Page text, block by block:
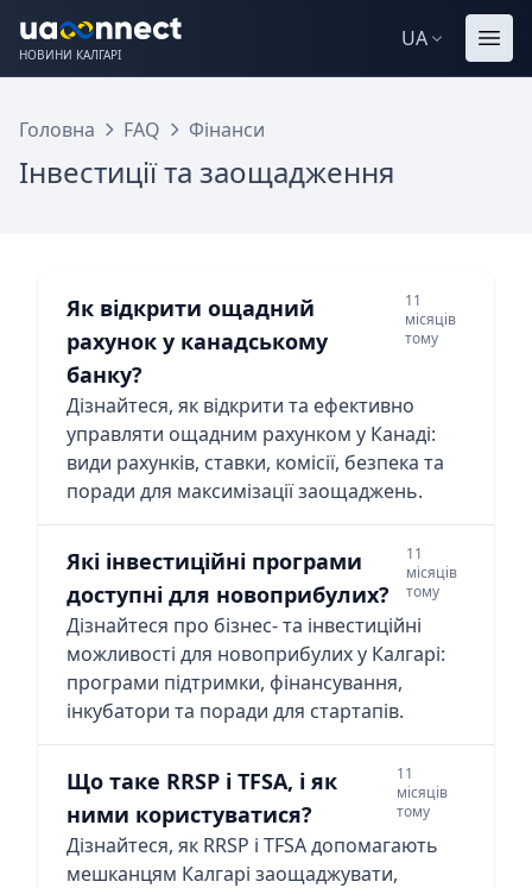
НОВИНИ КАЛГАРІ
UA
Головна FAQ Фінанси
Інвестиції та заощадження
Як відкрити ощадний
рахунок у канадському
банку?
11
місяців
тому
Дізнайтеся, як відкрити та ефективно
управляти ощадним рахунком у Канаді:
види рахунків, ставки, комісії, безпека та
поради для максимізації заощаджень.
Які інвестиційні програми
доступні для новоприбулих?
11
місяців
тому
Дізнайтеся про бізнес- та інвестиційні
можливості для новоприбулих у Калгарі:
програми підтримки, фінансування,
інкубатори та поради для стартапів.
Що таке RRSP і TFSA, і як
ними користуватися?
11
місяців
тому
Дізнайтеся, як RRSP і TFSA допомагають
мешканцям Калгарі заощаджувати,